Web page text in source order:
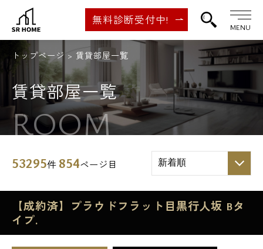
無料診断受付中!
MENU
トップページ 賃貸部屋一覧
賃貸部屋一覧
ROOM
53295件 854ページ目
【成約済】プラウドフラット目黒行人坂 Bタ
イプ.